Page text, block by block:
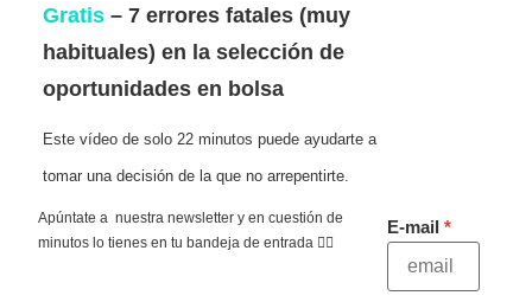
Gratis – 7 errores fatales (muy
habituales) en la selección de
oportunidades en bolsa
Este vídeo de solo 22 minutos puede ayudarte a
tomar una decisión de la que no arrepentirte.
Apúntate a nuestra newsletter y en cuestión de
minutos lo tienes en tu bandeja de entrada 👇🏻
E-mail